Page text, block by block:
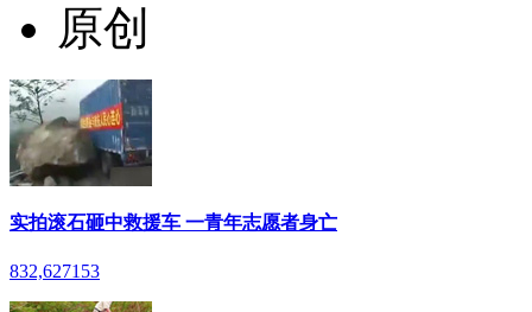
原创
实拍滚石砸中救援车 一青年志愿者身亡
832,627153